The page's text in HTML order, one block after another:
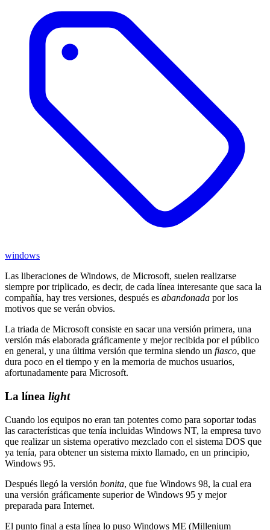
windows
Las liberaciones de Windows, de Microsoft, suelen realizarse
siempre por triplicado, es decir, de cada línea interesante que saca la
compañía, hay tres versiones, después es abandonada por los
motivos que se verán obvios.
La triada de Microsoft consiste en sacar una versión primera, una
versión más elaborada gráficamente y mejor recibida por el público
en general, y una última versión que termina siendo un fiasco, que
dura poco en el tiempo y en la memoria de muchos usuarios,
afortunadamente para Microsoft.
La línea light
Cuando los equipos no eran tan potentes como para soportar todas
las características que tenía incluidas Windows NT, la empresa tuvo
que realizar un sistema operativo mezclado con el sistema DOS que
ya tenía, para obtener un sistema mixto llamado, en un principio,
Windows 95.
Después llegó la versión bonita, que fue Windows 98, la cual era
una versión gráficamente superior de Windows 95 y mejor
preparada para Internet.
El punto final a esta línea lo puso Windows ME (Millenium